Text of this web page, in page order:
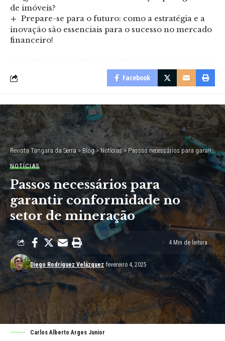
de imóveis?
Prepare-se para o futuro: como a estratégia e a
inovação são essenciais para o sucesso no mercado
financeiro!
Facebook
Revista Tangara da Serra>Blog>Notícias>Passos necessários para garantir conformidade no setor de mineração
NOTÍCIAS
Passos necessários para
garantir conformidade no
setor de mineração
Diego Rodríguez Velázquez fevereiro 4, 2025
4 Min de leitura
Carlos Alberto Arges Junior